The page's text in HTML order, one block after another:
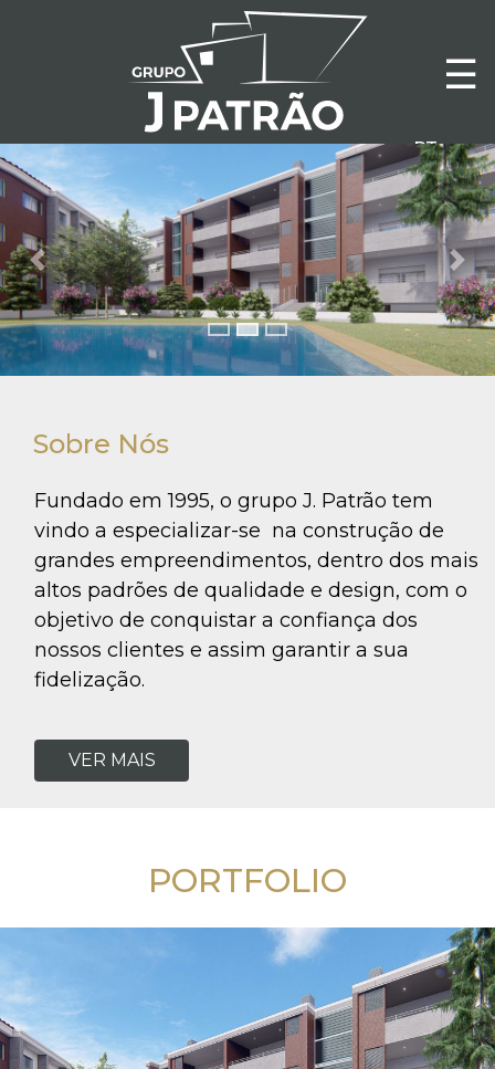
HOME
GRUPO
COMERCIALIZAÇÃO
PORTFOLIO
RECRUTAMENTO
NOTÍCIAS
CONTACTOS
☰
Previous
Sobre Nós
Fundado em 1995, o grupo J. Patrão tem
vindo a especializar-se na construção de
grandes empreendimentos, dentro dos mais
altos padrões de qualidade e design, com o
objetivo de conquistar a confiança dos
nossos clientes e assim garantir a sua
fidelização.
VER MAIS
PORTFOLIO